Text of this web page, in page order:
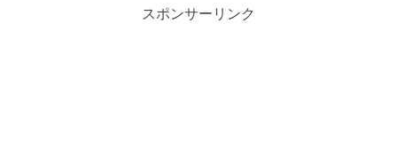
スポンサーリンク